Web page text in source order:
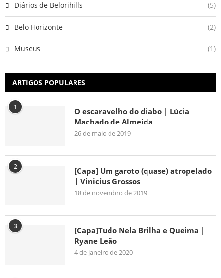
Diários de Belorihills (5)
Belo Horizonte (2)
Museus (1)
ARTIGOS POPULARES
1
O escaravelho do diabo | Lúcia
Machado de Almeida
26 de maio de 2019
2
[Capa] Um garoto (quase) atropelado
| Vinicius Grossos
18 de novembro de 2019
3
[Capa]Tudo Nela Brilha e Queima |
Ryane Leão
4 de janeiro de 2020